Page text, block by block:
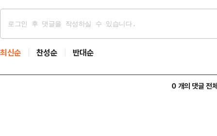
최신순 찬성순 반대순
0 개의 댓글 전